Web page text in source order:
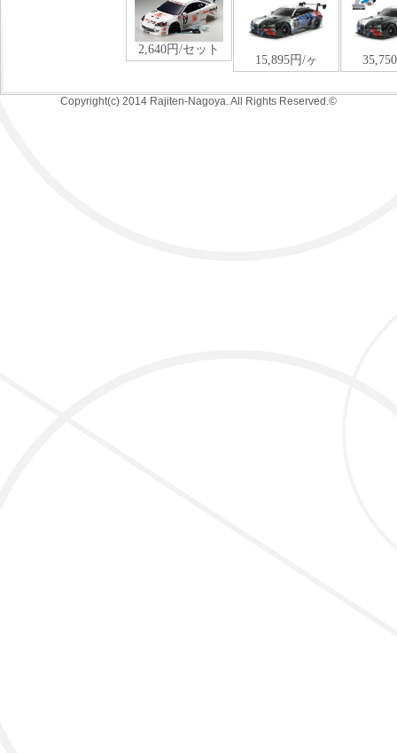
Copyright(c) 2014 Rajiten-Nagoya. All Rights Reserved.©